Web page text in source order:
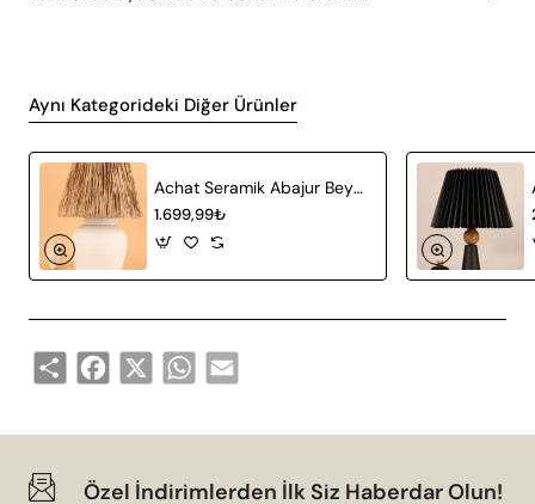
Aynı Kategorideki Diğer Ürünler
Achat Seramik Abajur Beyaz Hasır
1.699,99₺
Share Facebook
X WhatsApp
Email
Özel İndirimlerden İlk Siz Haberdar Olun!